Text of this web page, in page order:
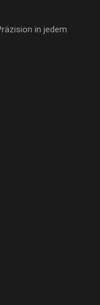
in jedem